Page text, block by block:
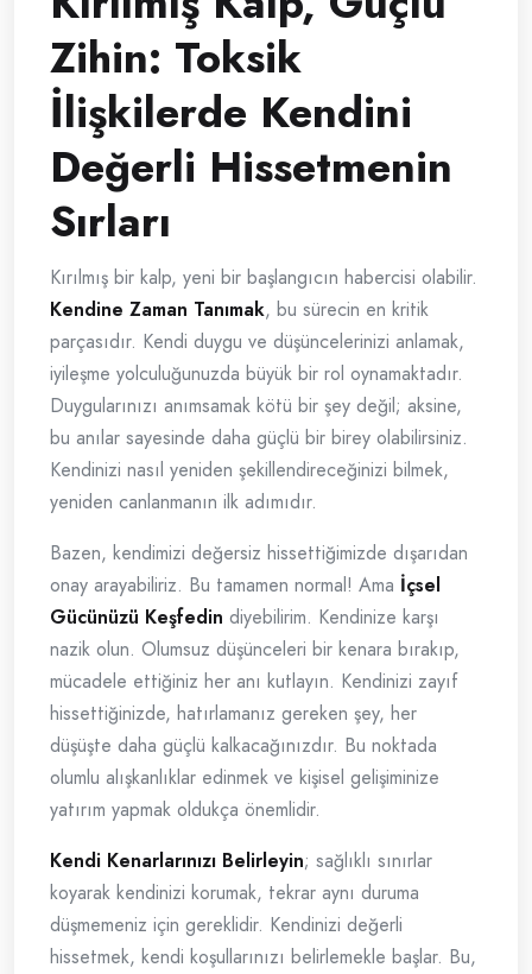
Zihin: Toksik
İlişkilerde Kendini
Değerli Hissetmenin
Sırları
Kırılmış bir kalp, yeni bir başlangıcın habercisi olabilir.
Kendine Zaman Tanımak, bu sürecin en kritik
parçasıdır. Kendi duygu ve düşüncelerinizi anlamak,
iyileşme yolculuğunuzda büyük bir rol oynamaktadır.
Duygularınızı anımsamak kötü bir şey değil; aksine,
bu anılar sayesinde daha güçlü bir birey olabilirsiniz.
Kendinizi nasıl yeniden şekillendireceğinizi bilmek,
yeniden canlanmanın ilk adımıdır.
Bazen, kendimizi değersiz hissettiğimizde dışarıdan
onay arayabiliriz. Bu tamamen normal! Ama İçsel
Gücünüzü Keşfedin diyebilirim. Kendinize karşı
nazik olun. Olumsuz düşünceleri bir kenara bırakıp,
mücadele ettiğiniz her anı kutlayın. Kendinizi zayıf
hissettiğinizde, hatırlamanız gereken şey, her
düşüşte daha güçlü kalkacağınızdır. Bu noktada
olumlu alışkanlıklar edinmek ve kişisel gelişiminize
yatırım yapmak oldukça önemlidir.
Kendi Kenarlarınızı Belirleyin; sağlıklı sınırlar
koyarak kendinizi korumak, tekrar aynı duruma
düşmemeniz için gereklidir. Kendinizi değerli
hissetmek, kendi koşullarınızı belirlemekle başlar. Bu,